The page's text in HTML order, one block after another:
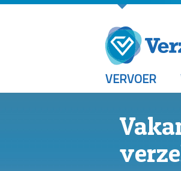
VERVOER